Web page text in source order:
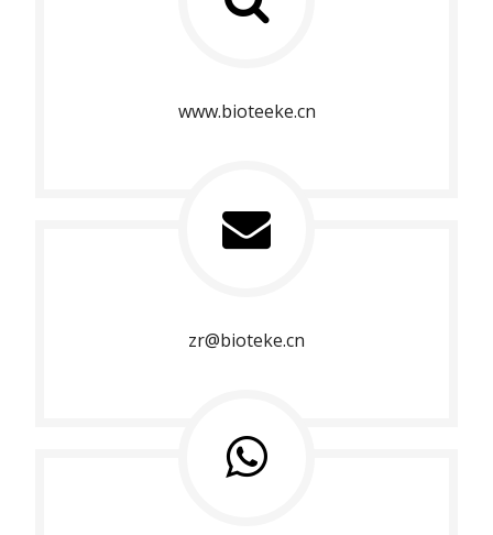
www.bioteeke.cn
zr@bioteke.cn